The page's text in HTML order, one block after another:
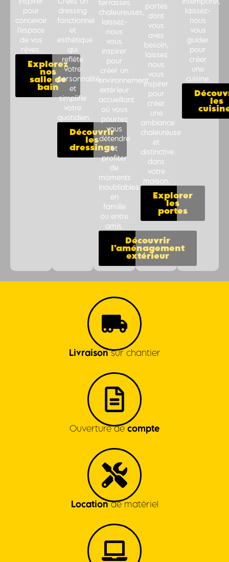
pour
concevoir
l’espace
de vos
rêves.
Explorez
nos
salle de
bain
dressing
fonctionnel
et
esthétique
qui
reflète
votre
personnalité
et
simplifie
votre
quotidien.
Découvrir
les
dressings
terrasses
chaleureuses,
laissez-
nous
vous
inspirer
pour
créer un
environnement
extérieur
accueillant
où vous
pourrez
vous
détendre
et
profiter
de
moments
inoubliables
en
famille
ou entre
amis.
Découvrir
l'aménagement
extérieur
portes
dont
vous
avez
besoin,
laissez
nous
vous
inspirer
pour
créer
une
ambiance
chaleureuse
et
distinctive
dans
votre
maison.
Explorer
les
portes
laissez-
nous
vous
guider
pour
créer
une
cuisine.
les
Livraisonsur chantier
Ouverture decompte
Locationde matériel